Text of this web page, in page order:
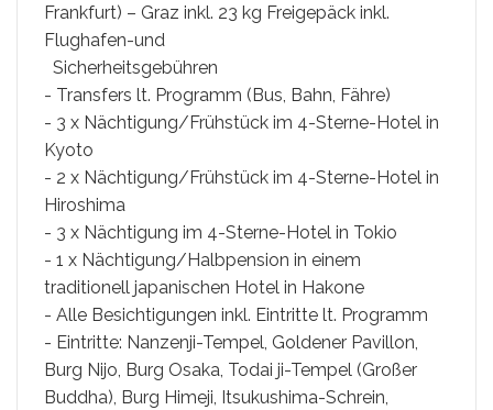
Tinos
Hochzeit
Villen
Inselhüpfen
Frankfurt) – Graz inkl. 23 kg Freigepäck inkl.
Flughafen-und
Sicherheitsgebühren
- Transfers lt. Programm (Bus, Bahn, Fähre)
- 3 x Nächtigung/Frühstück im 4-Sterne-Hotel in
Kyoto
- 2 x Nächtigung/Frühstück im 4-Sterne-Hotel in
Hiroshima
- 3 x Nächtigung im 4-Sterne-Hotel in Tokio
- 1 x Nächtigung/Halbpension in einem
traditionell japanischen Hotel in Hakone
- Alle Besichtigungen inkl. Eintritte lt. Programm
- Eintritte: Nanzenji-Tempel, Goldener Pavillon,
Burg Nijo, Burg Osaka, Todai ji-Tempel (Großer
Buddha), Burg Himeji, Itsukushima-Schrein,